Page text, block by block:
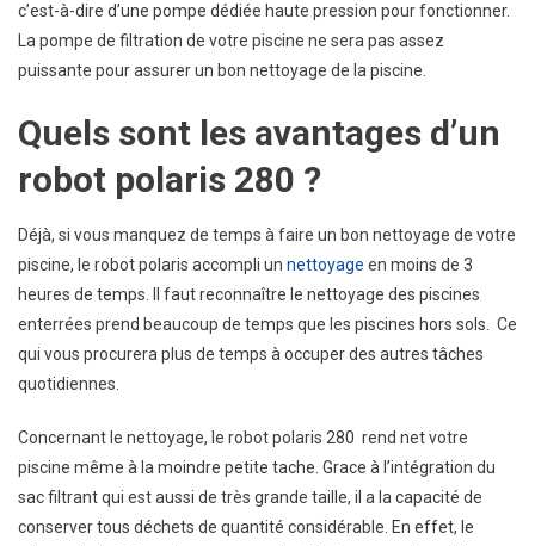
c’est-à-dire d’une pompe dédiée haute pression pour fonctionner.
La pompe de filtration de votre piscine ne sera pas assez
puissante pour assurer un bon nettoyage de la piscine.
Quels sont les avantages d’un
robot polaris 280 ?
Déjà, si vous manquez de temps à faire un bon nettoyage de votre
piscine, le robot polaris accompli un nettoyage en moins de 3
heures de temps. Il faut reconnaître le nettoyage des piscines
enterrées prend beaucoup de temps que les piscines hors sols. Ce
qui vous procurera plus de temps à occuper des autres tâches
quotidiennes.
Concernant le nettoyage, le robot polaris 280 rend net votre
piscine même à la moindre petite tache. Grace à l’intégration du
sac filtrant qui est aussi de très grande taille, il a la capacité de
conserver tous déchets de quantité considérable. En effet, le